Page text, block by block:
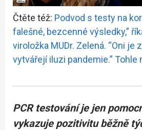
Čtěte též: Podvod s testy na
falešné, bezcenné výsledky,”
viroložka MUDr. Zelená. “Oni je
vytvářejí iluzi pandemie.” Tohle
PCR testování je jen
vykazuje pozitivitu běžně